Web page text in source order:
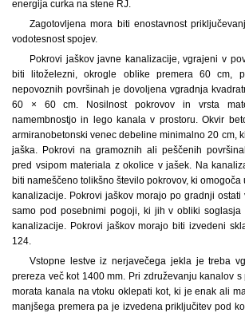
energija curka na stene RJ.
Zagotovljena mora biti enostavnost
vodotesnost spojev.
Pokrovi jaškov javne kanalizacije, vgrajeni v
biti litoželezni, okrogle oblike premera 60 cm,
nepovoznih površinah je dovoljena vgradnja
60 × 60 cm. Nosilnost pokrovov in vrsta
namembnostjo in lego kanala v prostoru. Okvir
armiranobetonski venec debeline minimalno 20 cm,
jaška. Pokrovi na gramoznih ali peščenih
pred vsipom materiala z okolice v jašek. Na
biti nameščeno tolikšno število pokrovov, ki
kanalizacije. Pokrovi jaškov morajo po gradnji ostati
samo pod posebnimi pogoji, ki jih v obliki soglasja
kanalizacije. Pokrovi jaškov morajo biti izvedeni
124.
Vstopne lestve iz nerjavečega jekla je treba
prereza več kot 1400 mm. Pri združevanju kanalov
morata kanala na vtoku oklepati kot, ki je enak ali
manjšega premera pa je izvedena priključitev pod